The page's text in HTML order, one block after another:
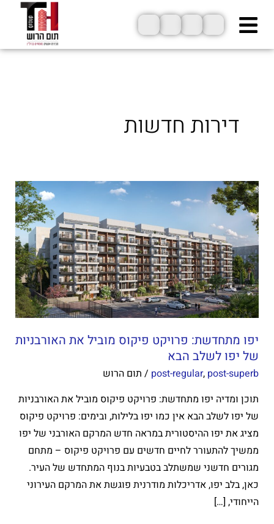
לתוכן
דירות חדשות
יפו מתחדשת: פרויקט פיקוס מוביל את האורבניות
של יפו לשלב הבא
post-regular, post-superb
/ תום הרוש
תוכן ומדיה יפו מתחדשת: פרויקט פיקוס מוביל את האורבניות
של יפו לשלב הבא אין כמו יפו בלילות, ובימים: פרויקט פיקוס
מציג את יפו ההיסטורית במראה חדש המרקם האורבני של יפו
ממשיך להתעורר לחיים חדשים עם פרויקט פיקוס – מתחם
מגורים חדשני שמשתלב בטבעיות בנוף המתחדש של העיר.
כאן, בלב יפו, אדריכלות מודרנית פוגשת את המרקם העירוני
הייחודי, […]
יפו
מתחדשת:
פרויקט
פיקוס
מוביל
את
האורבניות
של
לשלב
הבא